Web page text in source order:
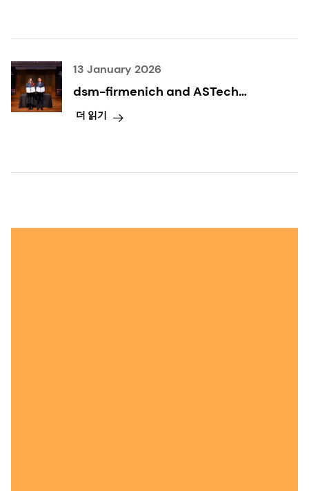
13 January 2026
dsm-firmenich and ASTech
Complete UV Filter Business
Cooperation MOU and
Expansion
더 읽기